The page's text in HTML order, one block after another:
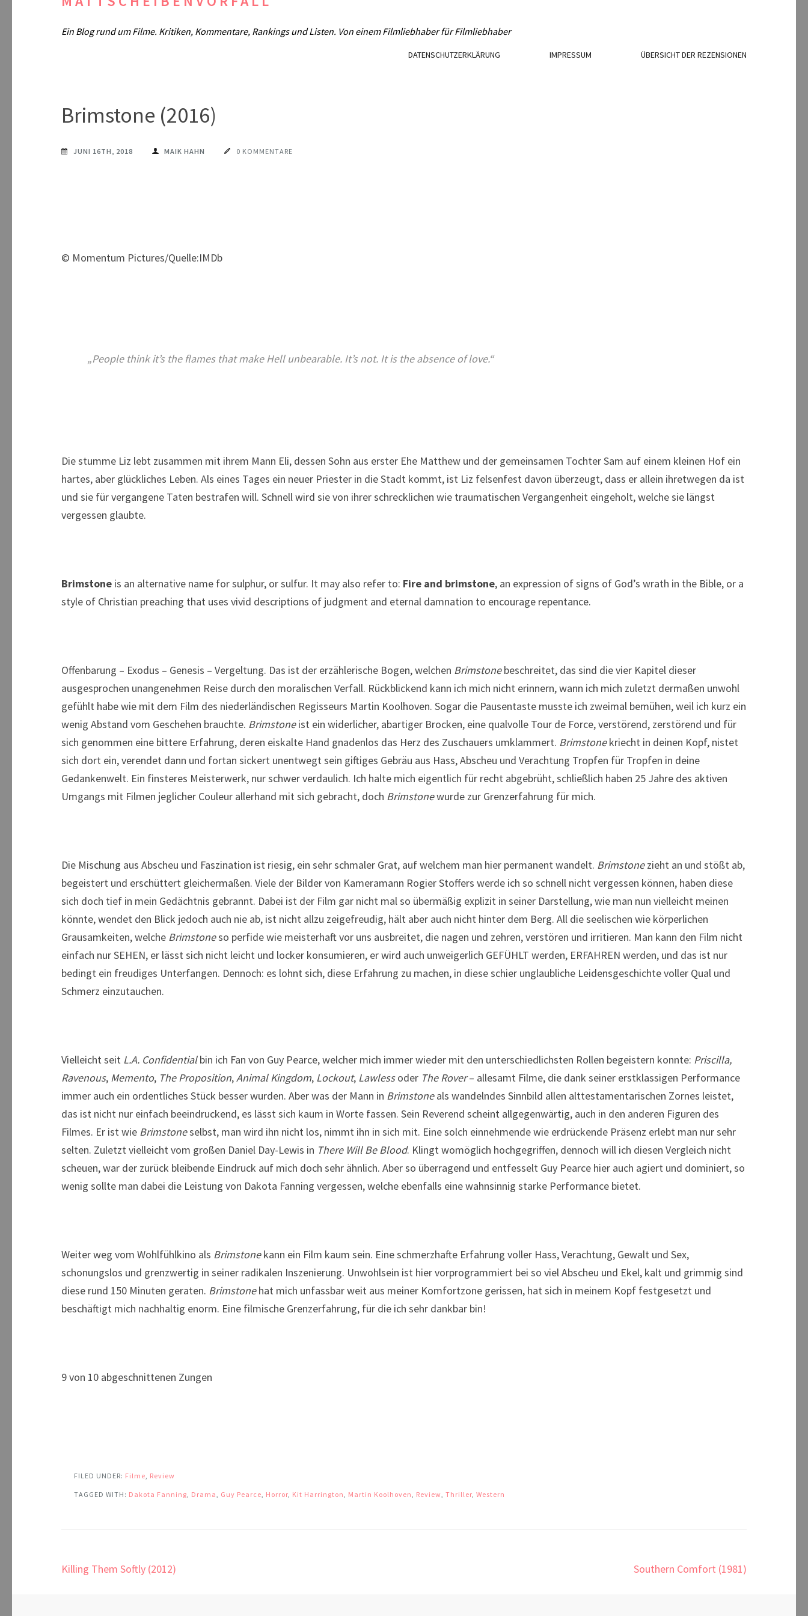
Ein Blog rund um Filme. Kritiken, Kommentare, Rankings und Listen. Von einem Filmliebhaber für Filmliebhaber
DATENSCHUTZERKLÄRUNG IMPRESSUM ÜBERSICHT DER REZENSIONEN
Brimstone (2016)
JUNI 16TH, 2018 MAIK HAHN 0 KOMMENTARE
© Momentum Pictures/Quelle:IMDb
„People think it’s the flames that make Hell unbearable. It’s not. It is the absence of love.“
Die stumme Liz lebt zusammen mit ihrem Mann Eli, dessen Sohn aus erster Ehe Matthew und der gemeinsamen Tochter Sam auf einem kleinen Hof ein
hartes, aber glückliches Leben. Als eines Tages ein neuer Priester in die Stadt kommt, ist Liz felsenfest davon überzeugt, dass er allein ihretwegen da ist
und sie für vergangene Taten bestrafen will. Schnell wird sie von ihrer schrecklichen wie traumatischen Vergangenheit eingeholt, welche sie längst
vergessen glaubte.
Brimstone is an alternative name for sulphur, or sulfur. It may also refer to: Fire and brimstone, an expression of signs of God’s wrath in the Bible, or a
style of Christian preaching that uses vivid descriptions of judgment and eternal damnation to encourage repentance.
Offenbarung – Exodus – Genesis – Vergeltung. Das ist der erzählerische Bogen, welchen Brimstonebeschreitet, das sind die vier Kapitel dieser
ausgesprochen unangenehmen Reise durch den moralischen Verfall. Rückblickend kann ich mich nicht erinnern, wann ich mich zuletzt dermaßen unwohl
gefühlt habe wie mit dem Film des niederländischen Regisseurs Martin Koolhoven. Sogar die Pausentaste musste ich zweimal bemühen, weil ich kurz ein
wenig Abstand vom Geschehen brauchte. Brimstoneist ein widerlicher, abartiger Brocken, eine qualvolle Tour de Force, verstörend, zerstörend und für
sich genommen eine bittere Erfahrung, deren eiskalte Hand gnadenlos das Herz des Zuschauers umklammert. Brimstonekriecht in deinen Kopf, nistet
sich dort ein, verendet dann und fortan sickert unentwegt sein giftiges Gebräu aus Hass, Abscheu und Verachtung Tropfen für Tropfen in deine
Gedankenwelt. Ein finsteres Meisterwerk, nur schwer verdaulich. Ich halte mich eigentlich für recht abgebrüht, schließlich haben 25 Jahre des aktiven
Umgangs mit Filmen jeglicher Couleur allerhand mit sich gebracht, doch Brimstonewurde zur Grenzerfahrung für mich.
Die Mischung aus Abscheu und Faszination ist riesig, ein sehr schmaler Grat, auf welchem man hier permanent wandelt. Brimstonezieht an und stößt ab,
begeistert und erschüttert gleichermaßen. Viele der Bilder von Kameramann Rogier Stoffers werde ich so schnell nicht vergessen können, haben diese
sich doch tief in mein Gedächtnis gebrannt. Dabei ist der Film gar nicht mal so übermäßig explizit in seiner Darstellung, wie man nun vielleicht meinen
könnte, wendet den Blick jedoch auch nie ab, ist nicht allzu zeigefreudig, hält aber auch nicht hinter dem Berg. All die seelischen wie körperlichen
Grausamkeiten, welche Brimstoneso perfide wie meisterhaft vor uns ausbreitet, die nagen und zehren, verstören und irritieren. Man kann den Film nicht
einfach nur SEHEN, er lässt sich nicht leicht und locker konsumieren, er wird auch unweigerlich GEFÜHLT werden, ERFAHREN werden, und das ist nur
bedingt ein freudiges Unterfangen. Dennoch: es lohnt sich, diese Erfahrung zu machen, in diese schier unglaubliche Leidensgeschichte voller Qual und
Schmerz einzutauchen.
Vielleicht seit L.A. Confidentialbin ich Fan von Guy Pearce, welcher mich immer wieder mit den unterschiedlichsten Rollen begeistern konnte: Priscilla,
Ravenous, Memento, The Proposition,Animal Kingdom, Lockout, Lawlessoder The Rover– allesamt Filme, die dank seiner erstklassigen Performance
immer auch ein ordentliches Stück besser wurden. Aber was der Mann in Brimstoneals wandelndes Sinnbild allen alttestamentarischen Zornes leistet,
das ist nicht nur einfach beeindruckend, es lässt sich kaum in Worte fassen. Sein Reverend scheint allgegenwärtig, auch in den anderen Figuren des
Filmes. Er ist wie Brimstoneselbst, man wird ihn nicht los, nimmt ihn in sich mit. Eine solch einnehmende wie erdrückende Präsenz erlebt man nur sehr
selten. Zuletzt vielleicht vom großen Daniel Day-Lewis in There Will Be Blood. Klingt womöglich hochgegriffen, dennoch will ich diesen Vergleich nicht
scheuen, war der zurück bleibende Eindruck auf mich doch sehr ähnlich. Aber so überragend und entfesselt Guy Pearce hier auch agiert und dominiert, so
wenig sollte man dabei die Leistung von Dakota Fanning vergessen, welche ebenfalls eine wahnsinnig starke Performance bietet.
Weiter weg vom Wohlfühlkino als Brimstonekann ein Film kaum sein. Eine schmerzhafte Erfahrung voller Hass, Verachtung, Gewalt und Sex,
schonungslos und grenzwertig in seiner radikalen Inszenierung. Unwohlsein ist hier vorprogrammiert bei so viel Abscheu und Ekel, kalt und grimmig sind
diese rund 150 Minuten geraten. Brimstonehat mich unfassbar weit aus meiner Komfortzone gerissen, hat sich in meinem Kopf festgesetzt und
beschäftigt mich nachhaltig enorm. Eine filmische Grenzerfahrung, für die ich sehr dankbar bin!
9 von 10 abgeschnittenen Zungen
FILED UNDER: Filme, Review
TAGGED WITH: Dakota Fanning, Drama, Guy Pearce, Horror, Kit Harrington, Martin Koolhoven, Review, Thriller, Western
Beitragsnavigation
Killing Them Softly (2012) Southern Comfort (1981)